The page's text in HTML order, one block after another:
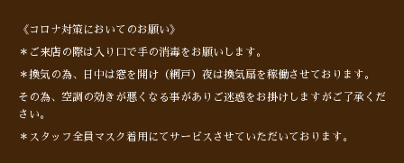
《コロナ対策においてのお願い》
＊ご来店の際は入り口で手の消毒をお願いします。
＊換気の為、日中は窓を開け（網戸）夜は換気扇を稼働させております。
その為、空調の効きが悪くなる事がありご迷惑をお掛けしますがご了承くだ
さい。
＊スタッフ全員マスク着用にてサービスさせていただいております。